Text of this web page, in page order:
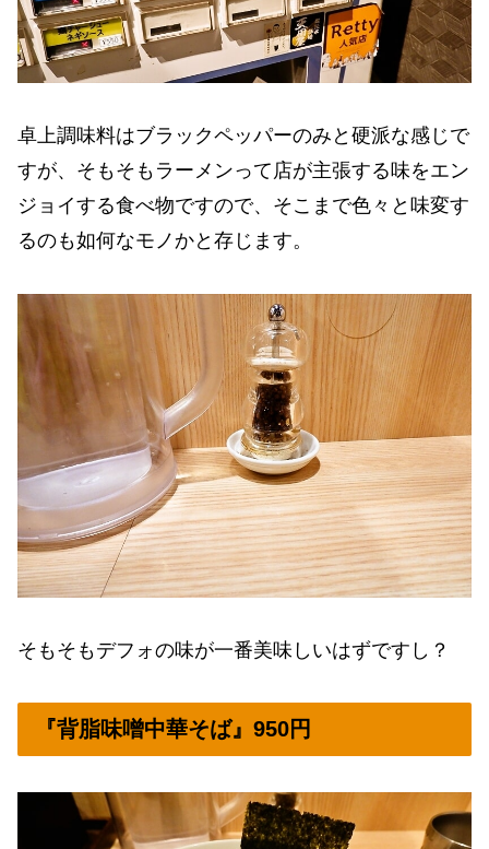
卓上調味料はブラックペッパーのみと硬派な感じで
すが、そもそもラーメンって店が主張する味をエン
ジョイする食べ物ですので、そこまで色々と味変す
るのも如何なモノかと存じます。
そもそもデフォの味が一番美味しいはずですし？
『背脂味噌中華そば』950円